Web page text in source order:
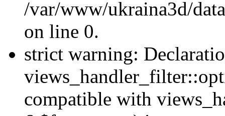
/var/www/ukraina3d/
on line 0.
strict warning:
compatible with